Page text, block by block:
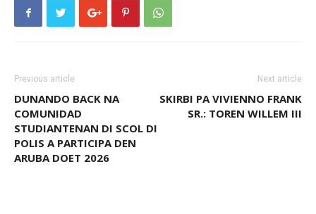
Previous article
DUNANDO BACK NA
COMUNIDAD
STUDIANTENAN DI SCOL DI
POLIS A PARTICIPA DEN
ARUBA DOET 2026
Next article
SKIRBI PA VIVIENNO FRANK
SR.: TOREN WILLEM III